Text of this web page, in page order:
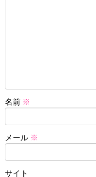
名前 ※
メール ※
サイト